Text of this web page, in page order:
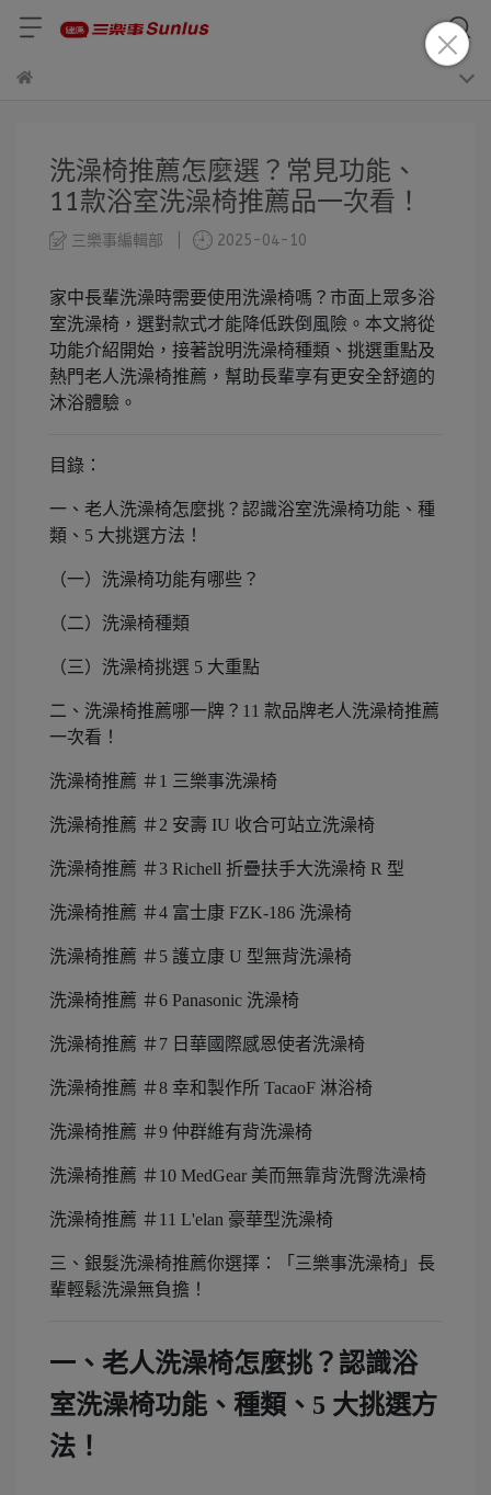
洗澡椅推薦怎麼選？常見功能、
11款浴室洗澡椅推薦品一次看！
三樂事編輯部 2025-04-10
家中長輩洗澡時需要使用洗澡椅嗎？市面上眾多浴
室洗澡椅，選對款式才能降低跌倒風險。本文將從
功能介紹開始，接著說明洗澡椅種類、挑選重點及
熱門老人洗澡椅推薦，幫助長輩享有更安全舒適的
沐浴體驗。
目錄：
一、老人洗澡椅怎麼挑？認識浴室洗澡椅功能、種
類、5 大挑選方法！
（一）洗澡椅功能有哪些？
（二）洗澡椅種類
（三）洗澡椅挑選 5 大重點
二、洗澡椅推薦哪一牌？11 款品牌老人洗澡椅推薦
一次看！
洗澡椅推薦 ＃1 三樂事洗澡椅
洗澡椅推薦 ＃2 安壽 IU 收合可站立洗澡椅
洗澡椅推薦 ＃3 Richell 折疊扶手大洗澡椅 R 型
洗澡椅推薦 ＃4 富士康 FZK-186 洗澡椅
洗澡椅推薦 ＃5 護立康 U 型無背洗澡椅
洗澡椅推薦 ＃6 Panasonic 洗澡椅
洗澡椅推薦 ＃7 日華國際感恩使者洗澡椅
洗澡椅推薦 ＃8 幸和製作所 TacaoF 淋浴椅
洗澡椅推薦 ＃9 仲群維有背洗澡椅
洗澡椅推薦 ＃10 MedGear 美而無靠背洗臀洗澡椅
洗澡椅推薦 ＃11 L'elan 豪華型洗澡椅
三、銀髮洗澡椅推薦你選擇：「三樂事洗澡椅」長
輩輕鬆洗澡無負擔！
一、老人洗澡椅怎麼挑？認識浴
室洗澡椅功能、種類、5 大挑選方
法！